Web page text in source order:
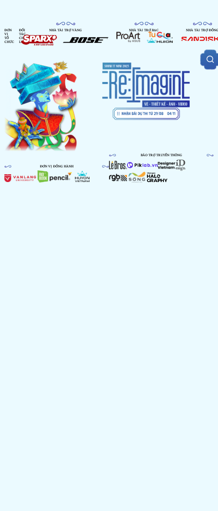
ĐƠN
VỊ
TỔ
CHỨC
ĐỐI
TÁC
CHIẾN
LƯỢC
NHÀ TÀI TRỢ VÀNG NHÀ TÀI TRỢ BẠC NHÀ TÀI TRỢ ĐỒNG
ĐƠN VỊ ĐỒNG HÀNH
BẢO TRỢ TRUYỀN THÔNG